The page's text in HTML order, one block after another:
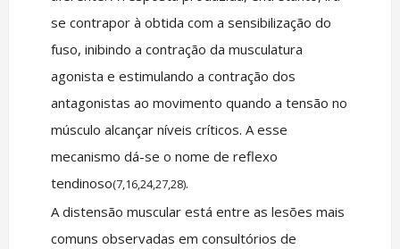
se contrapor à obtida com a sensibilização do
fuso, inibindo a contração da musculatura
agonista e estimulando a contração dos
antagonistas ao movimento quando a tensão no
músculo alcançar níveis críticos. A esse
mecanismo dá-se o nome de reflexo
tendinoso(7,16,24,27,28).
A distensão muscular está entre as lesões mais
comuns observadas em consultórios de